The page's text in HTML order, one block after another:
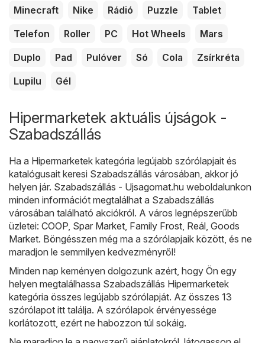
Minecraft Nike Rádió Puzzle
Tablet
Telefon
Roller PC Hot Wheels
Mars
Duplo
Pad Pulóver Só Cola
Zsírkréta
Lupilu
Gél
Hipermarketek aktuális újságok -
Szabadszállás
Ha a Hipermarketek kategória legújabb szórólapjait és
katalógusait keresi Szabadszállás városában, akkor jó
helyen jár. Szabadszállás - Ujsagomat.hu weboldalunkon
minden információt megtalálhat a Szabadszállás
városában található akciókról. A város legnépszerűbb
üzletei: COOP Spar Market Family Frost Reál Goods
Market. Böngésszen még ma a szórólapjaik között, és ne
maradjon le semmilyen kedvezményről!
Minden nap keményen dolgozunk azért, hogy Ön egy
helyen megtalálhassa Szabadszállás Hipermarketek
kategória összes legújabb szórólapját. Az összes 13
szórólapot itt találja. A szórólapok érvényessége
korlátozott, ezért ne habozzon túl sokáig.